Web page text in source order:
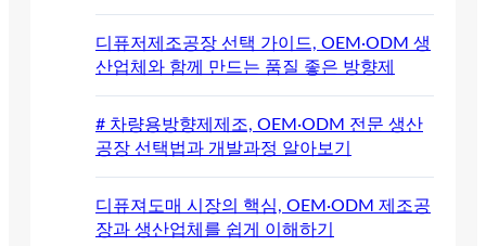
디퓨저제조공장 선택 가이드, OEM·ODM 생
산업체와 함께 만드는 품질 좋은 방향제
# 차량용방향제제조, OEM·ODM 전문 생산
공장 선택법과 개발과정 알아보기
디퓨져도매 시장의 핵심, OEM·ODM 제조공
장과 생산업체를 쉽게 이해하기